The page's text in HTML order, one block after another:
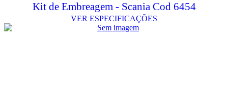
Kit de Embreagem - Scania Cod 6454
VER ESPECIFICAÇÕES